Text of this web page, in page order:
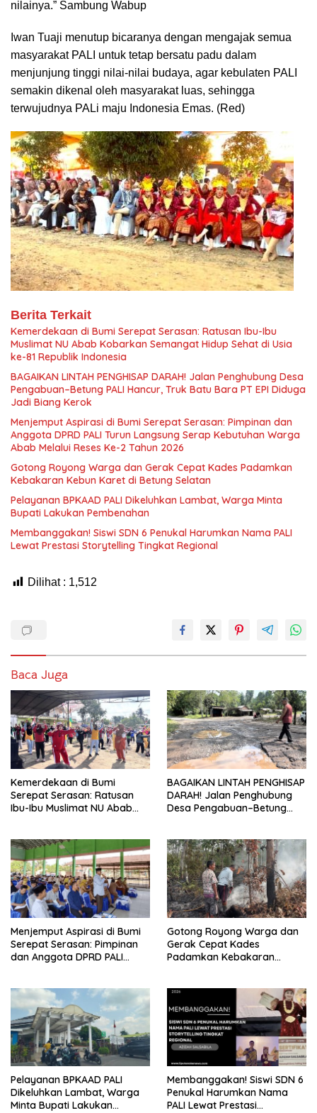
nilainya.” Sambung Wabup
Iwan Tuaji menutup bicaranya dengan mengajak semua
masyarakat PALI untuk tetap bersatu padu dalam
menjunjung tinggi nilai-nilai budaya, agar kebulaten PALI
semakin dikenal oleh masyarakat luas, sehingga
terwujudnya PALi maju Indonesia Emas. (Red)
Berita Terkait
Kemerdekaan di Bumi Serepat Serasan: Ratusan Ibu-Ibu
Muslimat NU Abab Kobarkan Semangat Hidup Sehat di Usia
ke-81 Republik Indonesia
BAGAIKAN LINTAH PENGHISAP DARAH! Jalan Penghubung Desa
Pengabuan–Betung PALI Hancur, Truk Batu Bara PT EPI Diduga
Jadi Biang Kerok
Menjemput Aspirasi di Bumi Serepat Serasan: Pimpinan dan
Anggota DPRD PALI Turun Langsung Serap Kebutuhan Warga
Abab Melalui Reses Ke-2 Tahun 2026
Gotong Royong Warga dan Gerak Cepat Kades Padamkan
Kebakaran Kebun Karet di Betung Selatan
Pelayanan BPKAAD PALI Dikeluhkan Lambat, Warga Minta
Bupati Lakukan Pembenahan
Membanggakan! Siswi SDN 6 Penukal Harumkan Nama PALI
Lewat Prestasi Storytelling Tingkat Regional
Dilihat : 1,512
Baca Juga
Kemerdekaan di Bumi
Serepat Serasan: Ratusan
Ibu-Ibu Muslimat NU Abab
Indonesia
BAGAIKAN LINTAH PENGHISAP
DARAH! Jalan Penghubung
Desa Pengabuan–Betung
Kerok
Menjemput Aspirasi di Bumi
Serepat Serasan: Pimpinan
dan Anggota DPRD PALI
Melalui Reses Ke-2 Tahun
2026
Gotong Royong Warga dan
Gerak Cepat Kades
Padamkan Kebakaran
Pelayanan BPKAAD PALI
Dikeluhkan Lambat, Warga
Minta Bupati Lakukan
Membanggakan! Siswi SDN 6
Penukal Harumkan Nama
PALI Lewat Prestasi